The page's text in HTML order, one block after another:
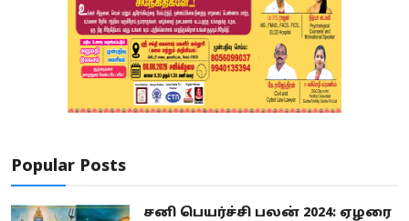
Popular Posts
சனி பெயர்ச்சி பலன் 2024: ஏழரை